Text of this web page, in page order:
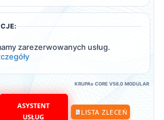
zarezerwowanych usług.
KRUPAs CORE V58.0 MODULAR
ASYSTENT
USŁUG
LISTA ZLECEŃ